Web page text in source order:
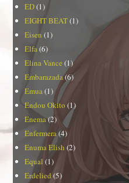
ED(1)
EIGHT BEAT(1)
Eisen (1)
Elfa (6)
Elina Vance (1)
Embarazada(6)
Emua (1)
Endou Okito (1)
Enema(2)
Enfermera(4)
Enuma Elish (2)
Equal (1)
Erdelied(5)